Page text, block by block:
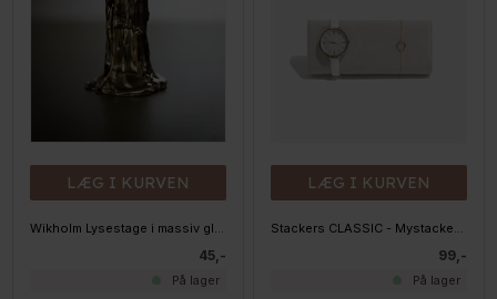
LÆG I KURVEN
Wikholm Lysestage i massiv glas - Candice - Smoke
45,-
På lager
LÆG I KURVEN
Stackers CLASSIC - Mystacker tilbehør - Smykkepude
99,-
På lager